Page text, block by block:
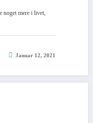
noget mere i livet,
Januar 12, 2021